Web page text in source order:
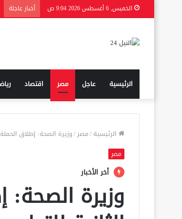
الخميس, 6 أغسطس 2026 9:04 ص أخبار عاجلة
الرئيسية عاجل مصر اقتصاد
الرئيسية/مصر/وزيرة الصحة: إطلاق الحملة
مصر
أخر الأخبار
وزيرة الصحة: